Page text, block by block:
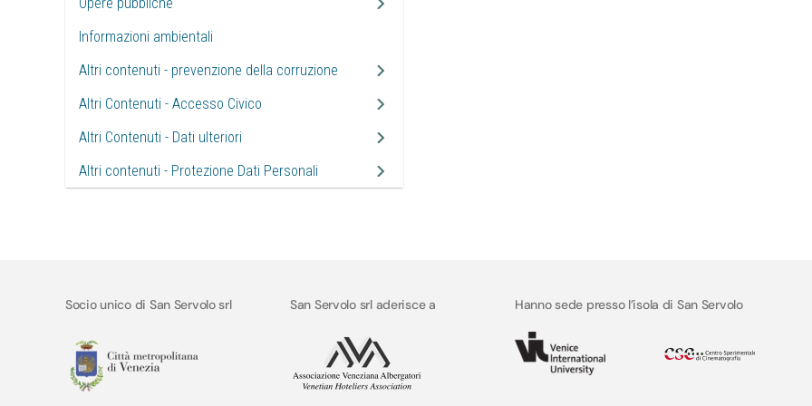
Informazioni ambientali
Altri contenuti - prevenzione della corruzione
Altri Contenuti - Accesso Civico
Altri Contenuti - Dati ulteriori
Altri contenuti - Protezione Dati Personali
Socio unico di San Servolo srl San Servolo srl aderisce a Hanno sede presso l’isola di San Servolo